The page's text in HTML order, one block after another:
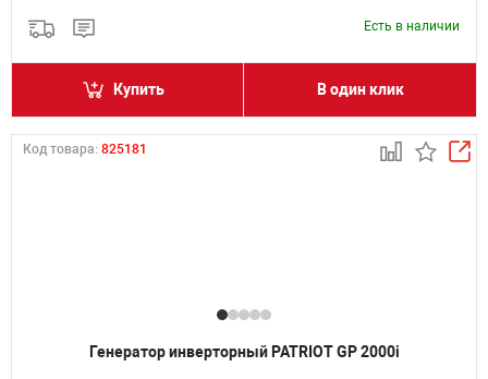
Есть в наличии
Купить В один клик
Код товара: 825181
Генератор инверторный PATRIOT GP 2000i